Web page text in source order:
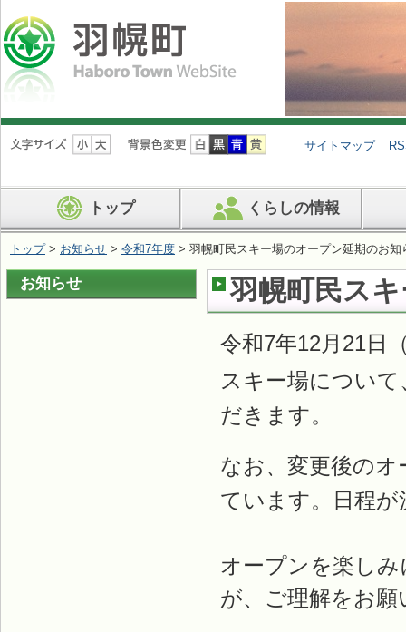
ナ
ビ
ン
を
ば
す
サイトマップ
トップ くらしの情報
トップ> お知らせ > 令和7年度 > 羽幌町民スキー場のオープン延期のお知
羽幌町民ス
令和7年12月21日
スキー場につい
だきます。
なお、変更後の
ています。日程
オープンを楽し
が、ご理解をお願
お知らせ